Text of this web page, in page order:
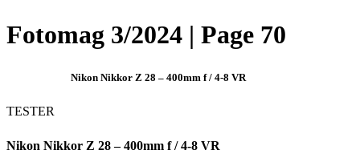
Fotomag 3/2024 | Page 70
Nikon Nikkor Z 28 – 400mm f / 4-8 VR
TESTER
Nikon Nikkor Z 28 – 400mm f / 4-8 VR